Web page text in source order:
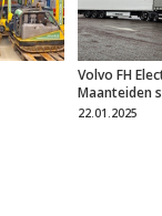
Volvo FH
Maanteiden
22.01.2025